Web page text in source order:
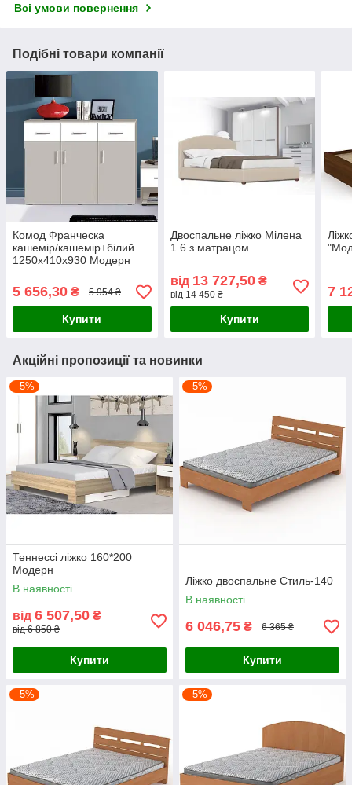
Всі умови повернення
Подібні товари компанії
Комод Франческа
кашемір/кашемір+білий
1250х410х930 Модерн
5 656,30 ₴ 5 954 ₴
Купити
Двоспальне ліжко Мілена
1.6 з матрацом
від 13 727,50₴
від 14 450 ₴
Купити
7
Акційні пропозиції та новинки
–5%
Теннессі ліжко 160*200
Модерн
В наявності
від 6 507,50 ₴
від 6 850 ₴
Купити
–5%
Ліжко двоспальне Стиль-140
В наявності
6 046,75 ₴ 6 365 ₴
Купити
–5% –5%